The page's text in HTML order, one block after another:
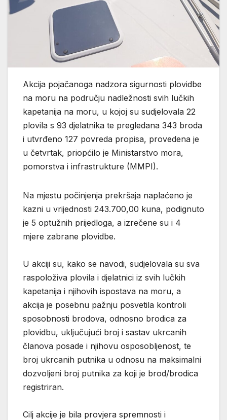
Akcija pojačanoga nadzora sigurnosti plovidbe
na moru na području nadležnosti svih lučkih
kapetanija na moru, u kojoj su sudjelovala 22
plovila s 93 djelatnika te pregledana 343 broda
i utvrđeno 127 povreda propisa, provedena je
u četvrtak, priopćilo je Ministarstvo mora,
pomorstva i infrastrukture (MMPI).
Na mjestu počinjenja prekršaja naplaćeno je
kazni u vrijednosti 243.700,00 kuna, podignuto
je 5 optužnih prijedloga, a izrečene su i 4
mjere zabrane plovidbe.
U akciji su, kako se navodi, sudjelovala su sva
raspoloživa plovila i djelatnici iz svih lučkih
kapetanija i njihovih ispostava na moru, a
akcija je posebnu pažnju posvetila kontroli
sposobnosti brodova, odnosno brodica za
plovidbu, uključujući broj i sastav ukrcanih
članova posade i njihovu osposobljenost, te
broj ukrcanih putnika u odnosu na maksimalni
dozvoljeni broj putnika za koji je brod/brodica
registriran.
Cilj akcije je bila provjera spremnosti i